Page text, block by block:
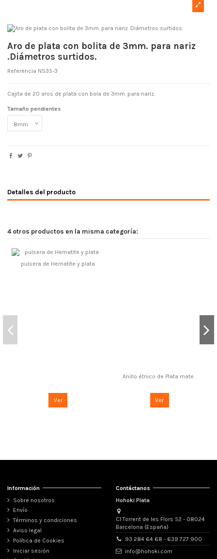
Aro de plata con bolita de 3mm. para nariz
.Diámetros surtidos.
Referencia NS35-3
Cajita de 20 aros de plata con bola de 3mm. para nariz.
Tamaño pendientes
Detalles del producto
4 otros productos en la misma categoría:
pulsera de Hematite y plata
Ver
Anillo étnico de Plata mate .
Ver
Información
Sobre nosotros
Envío
Términos y condiciones
Aviso legal
Política de Cookies
Iniciar sesión
Contáctanos
Hohoki Plata
Cl Torrent de les Flors 52 - 08024
Barcelona (España)
93 284 64 68 - 639 727 900
info@hohoki.com